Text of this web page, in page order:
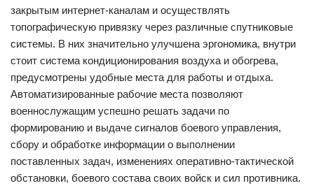
закрытым интернет-каналам и осуществлять
топографическую привязку через различные спутниковые
системы. В них значительно улучшена эргономика, внутри
стоит система кондиционирования воздуха и обогрева,
предусмотрены удобные места для работы и отдыха.
Автоматизированные рабочие места позволяют
военнослужащим успешно решать задачи по
формированию и выдаче сигналов боевого управления,
сбору и обработке информации о выполнении
поставленных задач, изменениях оперативно-тактической
обстановки, боевого состава своих войск и сил противника.